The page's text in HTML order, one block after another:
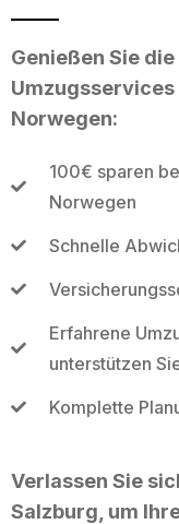
Genießen Sie
Norwegen:
100€ sparen
Norwegen
Schnelle
Erfahrene
unterstützen
Komplette
Verlassen Sie
Salzburg, um